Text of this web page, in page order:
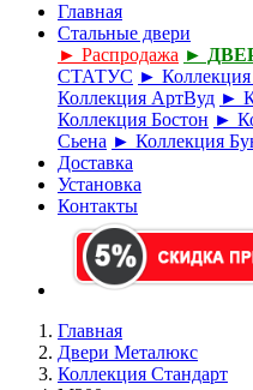
Главная
Стальные двери
► Распродажа ►
СТАТУС ► Коллекция
Коллекция АртВуд ►
Коллекция Бостон ►
Сьена ► Коллекция
Доставка
Установка
Контакты
Главная
Двери Металюкс
Коллекция Стандарт